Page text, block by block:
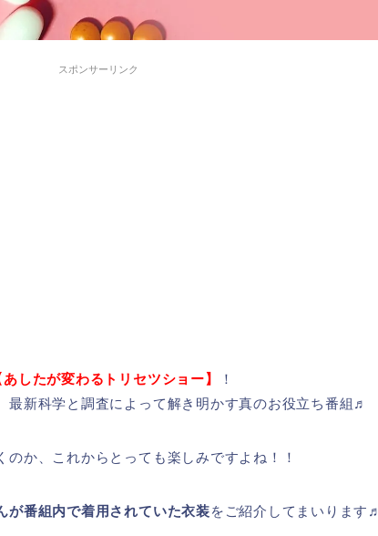
スポンサーリンク
あしたが変わるトリセツショー】
！
最新科学と調査によって解き明かす真のお役立ち番組♬
か、これからとっても楽しみですよね！！
が番組内で着用されていた衣装をご紹介してまいります♬